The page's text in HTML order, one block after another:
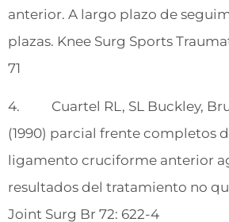
anterior. A largo plazo de
plazas. Knee Surg Sports
71
4. Cuartel RL, SL Buckley,
(1990) parcial frente completos
ligamento cruciforme anterior
resultados del tratamiento no
Joint Surg Br 72: 622-4